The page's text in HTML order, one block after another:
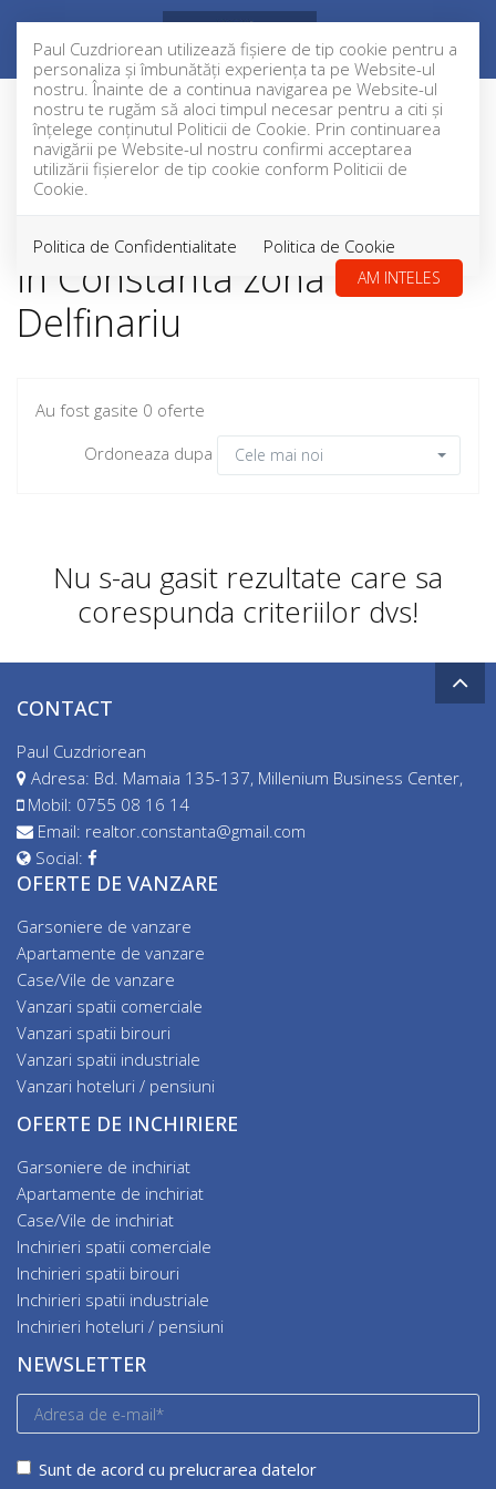
Paul Cuzdriorean utilizează fişiere de tip cookie pentru a
personaliza și îmbunătăți experiența ta pe Website-ul
nostru. Înainte de a continua navigarea pe Website-ul
nostru te rugăm să aloci timpul necesar pentru a citi și
înțelege conținutul Politicii de Cookie. Prin continuarea
navigării pe Website-ul nostru confirmi acceptarea
utilizării fişierelor de tip cookie conform Politicii de
Cookie.
Politica de Confidentialitate Politica de Cookie
AM INTELES
Filtreaza
Apartamente de inchiriat
in Constanta zona
Delfinariu
Au fost gasite 0 oferte
Ordoneaza dupa
Cele mai noi
Nu s-au gasit rezultate care sa
corespunda criteriilor dvs!
CONTACT
Paul Cuzdriorean
Adresa: Bd. Mamaia 135-137, Millenium Business Center,
Mobil: 0755 08 16 14
Email: realtor.constanta@gmail.com
Social:
OFERTE DE VANZARE
Garsoniere de vanzare
Apartamente de vanzare
Case/Vile de vanzare
Vanzari spatii comerciale
Vanzari spatii birouri
Vanzari spatii industriale
Vanzari hoteluri / pensiuni
OFERTE DE INCHIRIERE
Garsoniere de inchiriat
Apartamente de inchiriat
Case/Vile de inchiriat
Inchirieri spatii comerciale
Inchirieri spatii birouri
Inchirieri spatii industriale
Inchirieri hoteluri / pensiuni
NEWSLETTER
Sunt de acord cu prelucrarea datelor